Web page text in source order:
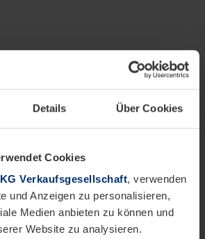
Details Über Cookies
Cookies
Verkaufsgesellschaft, verwenden
und Anzeigen zu personalisieren,
Medien anbieten zu können und
Website zu analysieren.